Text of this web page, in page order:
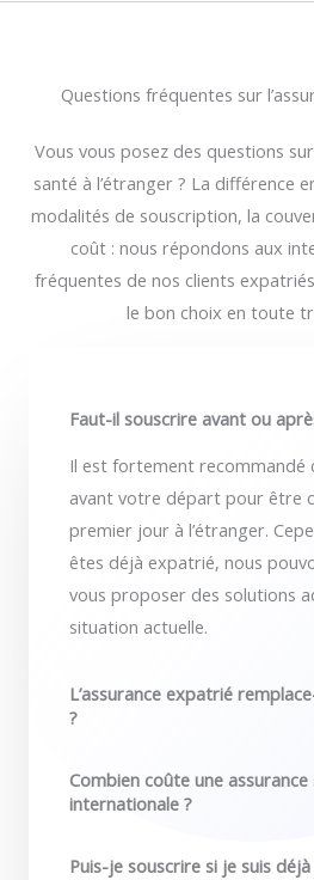
Questions fréquentes sur
Vous vous posez des questions
santé à l’étranger ? La différence
modalités de souscription, la
coût : nous répondons aux
fréquentes de nos clients
le bon choix en toute
Faut-il souscrire avant ou
Il est fortement recommandé
avant votre départ pour être
premier jour à l’étranger.
êtes déjà expatrié, nous
vous proposer des solutions
situation actuelle.
L’assurance expatrié
?
Combien coûte une assurance
internationale ?
Puis-je souscrire si je suis déjà